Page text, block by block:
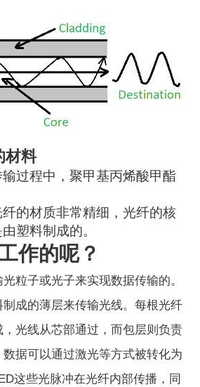
材料
过程中，聚甲基丙烯酸甲酯
的材质非常精细，光纤的核
塑料制成的。
作的呢？
粒子或光子来实现数据传输的。
成的薄层来传输光线。每根光纤
光线从芯部通过，而包层则负责
据可以通过激光等方式被转化为
这些光脉冲在光纤内部传播，同